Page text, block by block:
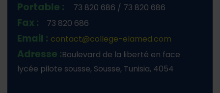
Portable : 73 820 686 / 73 820 686
Fax : 73 820 686
Email : contact@college-elamed.com
Adresse :Boulevard de la liberté en face
lycée pilote sousse, Sousse, Tunisia, 4054